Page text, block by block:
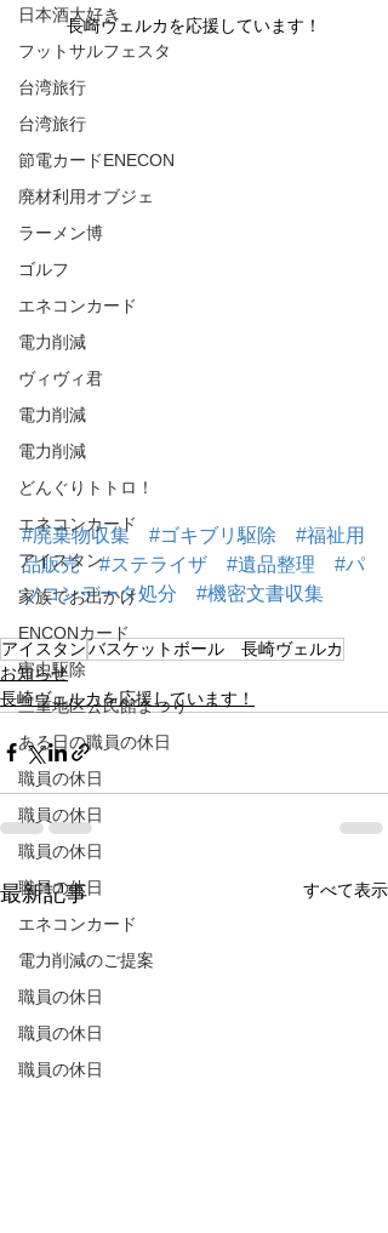
日本酒大好き
フットサルフェスタ
台湾旅行
台湾旅行
節電カードENECON
廃材利用オブジェ
ラーメン博
ゴルフ
エネコンカード
電力削減
ヴィヴィ君
電力削減
電力削減
どんぐりトトロ！
エネコンカード
アイスタン
家族でお出かけ
ENCONカード
害虫駆除
三重地区公民館まつり
ある日の職員の休日
職員の休日
職員の休日
職員の休日
職員の休日
エネコンカード
電力削減のご提案
職員の休日
職員の休日
職員の休日
長崎ヴェルカを応援しています！
#廃棄物収集 #ゴキブリ駆除
#福祉用
品販売
#ステライザ #遺品整理
#パ
ソコンデータ処分
#機密文書収集
アイスタン バスケットボール 長崎ヴェルカ
お知らせ
長崎ヴェルカを応援しています！
最新記事 すべて表示